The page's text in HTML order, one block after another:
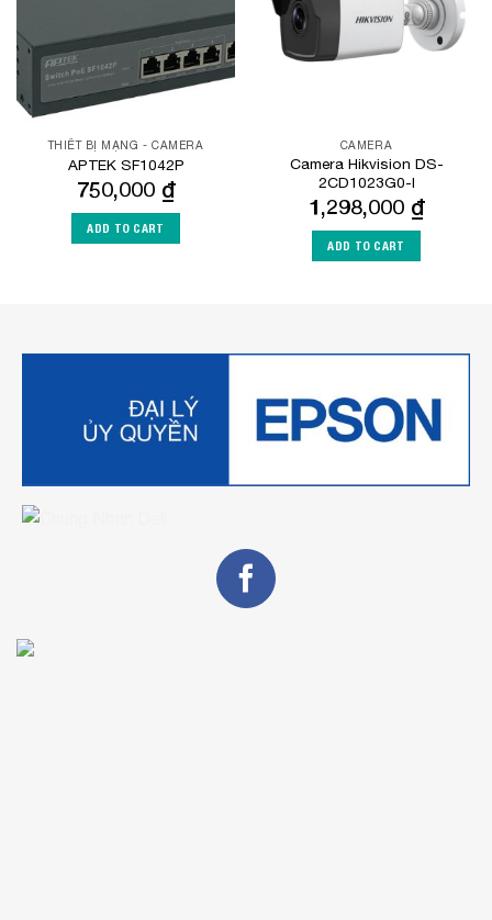
THIẾT BỊ MẠNG - CAMERA
APTEK SF1042P
750,000 ₫
ADD TO CART
CAMERA
Camera Hikvision DS-
2CD1023G0-I
1,298,000 ₫
ADD TO CART